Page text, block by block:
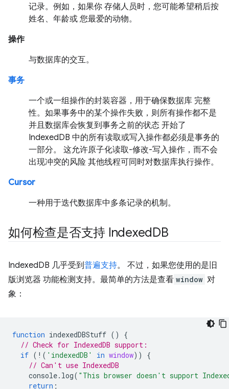
记录。例如，如果你 存储人员时，您可能希望稍后按
姓名、年龄或 您最爱的动物。
操作
与数据库的交互。
事务
一个或一组操作的封装容器，用于确保数据库 完整
性。如果事务中的某个操作失败，则所有操作都不是
并且数据库会恢复到事务之前的状态 开始了
IndexedDB 中的所有读取或写入操作都必须是事务的
一部分。 这允许原子化读取-修改-写入操作，而不会
出现冲突的风险 其他线程可同时对数据库执行操作。
Cursor
一种用于迭代数据库中多条记录的机制。
如何检查是否支持 IndexedDB
IndexedDB 几乎受到普遍支持。 不过，如果您使用的是旧
版浏览器 功能检测支持。最简单的方法是查看 window 对
象：
function indexedDBStuff ()
{
// Check for IndexedDB support:
if ( ! ( 'indexedDB' in window))
{
// Can't use IndexedDB
console. log( "This browser doesn't support
return ;